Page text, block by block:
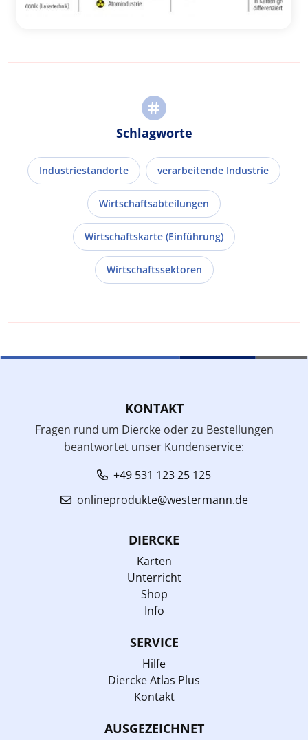
Schlagworte
Industriestandorte verarbeitende Industrie
Wirtschaftsabteilungen
Wirtschaftskarte (Einführung)
Wirtschaftssektoren
KONTAKT
Fragen rund um Diercke oder zu Bestellungen
beantwortet unser Kundenservice:
+49 531 123 25 125
onlineprodukte@westermann.de
DIERCKE
Karten
Unterricht
Shop
Info
SERVICE
Hilfe
Diercke Atlas Plus
Kontakt
AUSGEZEICHNET